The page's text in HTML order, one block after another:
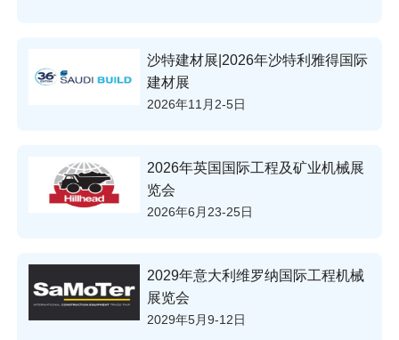
沙特建材展|2026年沙特利雅得国际
建材展
2026年11月2-5日
2026年英国国际工程及矿业机械展
览会
2026年6月23-25日
2029年意大利维罗纳国际工程机械
展览会
2029年5月9-12日